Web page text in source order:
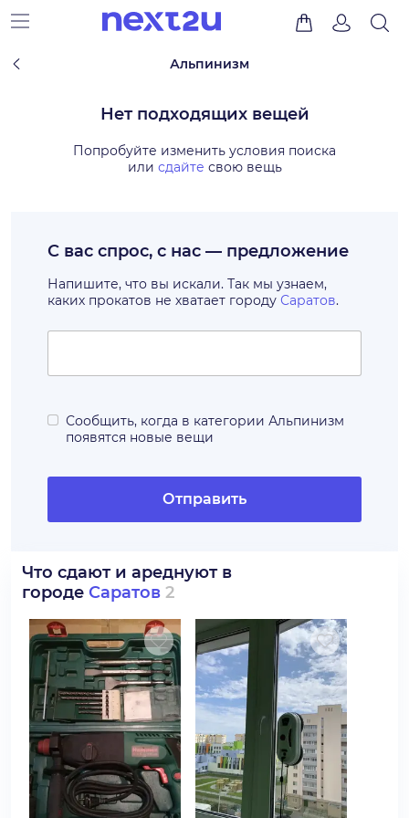
Альпинизм
Нет подходящих вещей
Попробуйте изменить условия поиска
или сдайте свою вещь
С вас спрос, с нас — предложение
Напишите, что вы искали. Так мы узнаем,
каких прокатов не хватает городу Саратов.
Сообщить, когда в категории Альпинизм
появятся новые вещи
Отправить
Что сдают и ареднуют в
городе Саратов 2